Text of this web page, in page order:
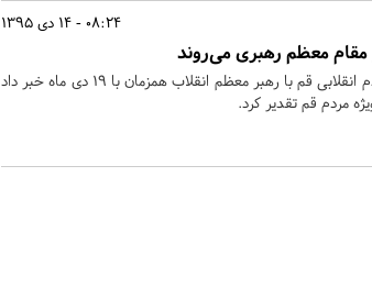
08:24 - 14 دی 1395
رییس شورای اسلامی شهر قم از دیدار مردم انقلابی قم با رهبر معظم انقلاب همزمان با 19 دی ماه خبر داد
مردم قم تقدیر کرد.